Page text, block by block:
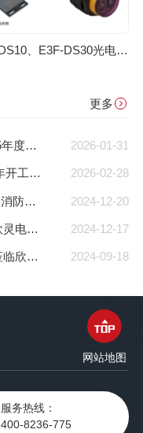
E3F-DS10、E3F-DS30光电开关
更多
2026-01-31
同“欣”同行 智领新程 | 欣灵电气2025年度表彰总结大会暨新年酒会成功举办！
2026-02-28
马上欣程 同心共跃 | 欣灵电气2026年开工大吉！
2024-12-20
预防为主，防治结合 | 欣灵电气开展消防应急预案演练活动
2024-12-17
温州市政协副主席陈胜峰一行莅临欣灵电气调研指导
2024-09-18
农工党浙江省委会主委葛明华一行莅临欣灵电气考察调研
网站地图
服务热线：
400-8236-775